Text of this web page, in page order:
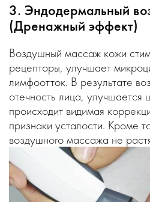
3. Эндодермальный
(Дренажный эффект)
Воздушный массаж кожи
рецепторы, улучшает
лимфоотток. В результате
отечность лица, улучшается
происходит видимая
признаки усталости. Кроме
воздушного массажа не